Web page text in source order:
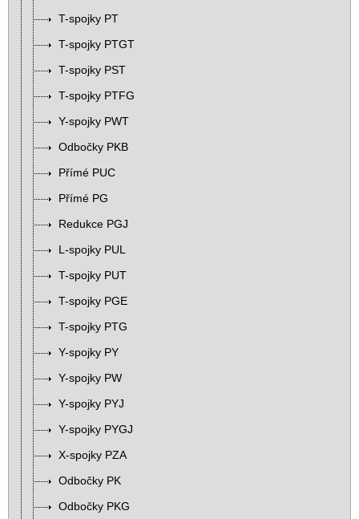
T-spojky PT
T-spojky PTGT
T-spojky PST
T-spojky PTFG
Y-spojky PWT
Odbočky PKB
Přímé PUC
Přímé PG
Redukce PGJ
L-spojky PUL
T-spojky PUT
T-spojky PGE
T-spojky PTG
Y-spojky PY
Y-spojky PW
Y-spojky PYJ
Y-spojky PYGJ
X-spojky PZA
Odbočky PK
Odbočky PKG